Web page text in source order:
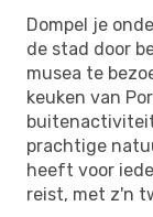
Dompel je
de stad door
musea te
keuken van
prachtige
heeft voor
reist, met z'n